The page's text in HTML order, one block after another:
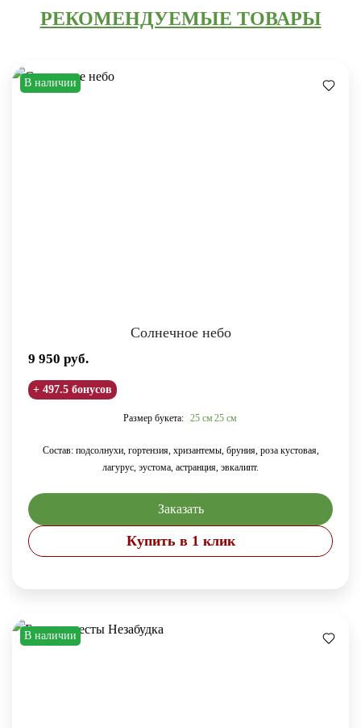
РЕКОМЕНДУЕМЫЕ ТОВАРЫ
В наличии
Солнечное небо
9 950 руб.
+ 497.5 бонусов
Размер букета: 25 см 25 см
Состав: подсолнухи, гортензия, хризантемы, бруния, роза кустовая,
лагурус, эустома, астранция, эвкалипт.
Заказать
Купить в 1 клик
В наличии